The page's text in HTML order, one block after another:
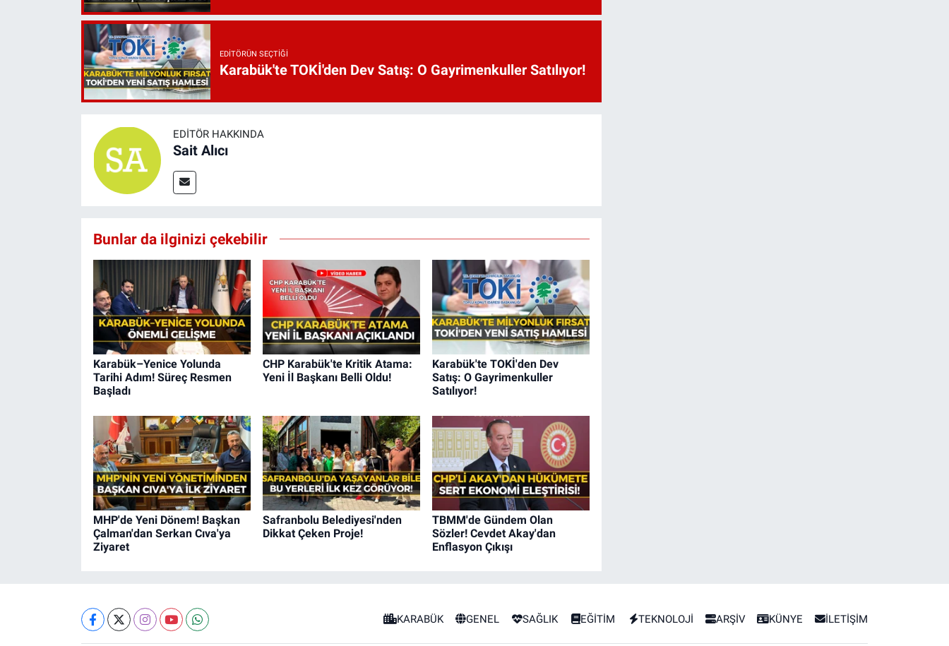
EDITÖRÜN SEÇTIĞI
Karabük'te TOKİ'den Dev Satış: O Gayrimenkuller Satılıyor!
EDITÖR HAKKINDA
Sait Alıcı
Bunlar da ilginizi çekebilir
Karabük–Yenice Yolunda
Tarihi Adım! Süreç Resmen
Başladı
CHP Karabük'te Kritik Atama:
Yeni İl Başkanı Belli Oldu!
Karabük'te TOKİ'den Dev
Satış: O Gayrimenkuller
Satılıyor!
MHP'de Yeni Dönem! Başkan
Çalman'dan Serkan Cıva'ya
Ziyaret
Safranbolu Belediyesi'nden
Dikkat Çeken Proje!
TBMM'de Gündem Olan
Sözler! Cevdet Akay'dan
Enflasyon Çıkışı
KARABÜK GENEL SAĞLIK EĞİTİM TEKNOLOJİ ARŞİV KÜNYE İLETİŞİM